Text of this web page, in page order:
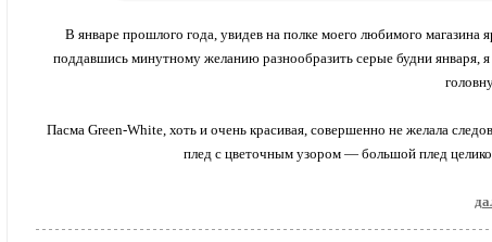
В январе прошлого года, увидев на полке моего любимого магазина
поддавшись минутному желанию разнообразить серые будни января,
Пасма Green-White, хоть и очень красивая, совершенно не желала
плед с цветочным узором — большой плед